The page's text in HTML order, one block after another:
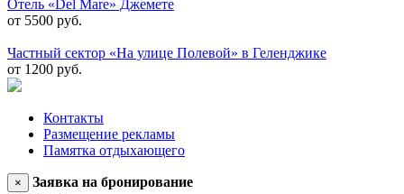
Отель «Del Mare» Джемете
от 5500 руб.
Частный сектор «На улице Полевой» в Геленджике
от 1200 руб.
Контакты
Размещение рекламы
Памятка отдыхающего
×
Заявка на бронирование